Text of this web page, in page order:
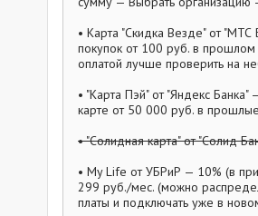
• Карта "Скидка Везде" от
покупок от 100 руб. в
оплатой лучше проверить на
• "Карта Пэй" от "Яндекс
карте от 50 000 руб. в
• "Солидная карта" от "Солид
• My Life от УБРиР — 10% (в
299 руб./мес. (можно
платы и подключать уже в